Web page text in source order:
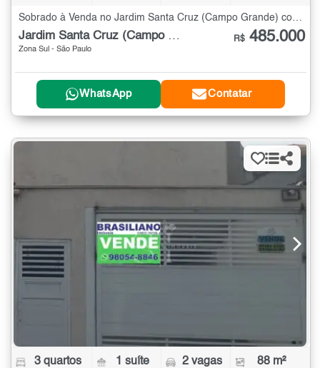
Sobrado à Venda no Jardim Santa Cruz (Campo Grande) com 2 quartos - 64 m²
Jardim Santa Cruz (Campo Grande)
Zona Sul - São Paulo
R$ 485.000
WhatsApp Contatar
3 quartos 1 suíte 2 vagas 88 m²